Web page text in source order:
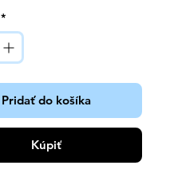
*
Pridať do košíka
Kúpiť